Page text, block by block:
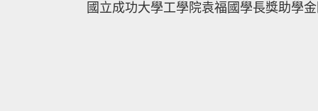
國立成功大學工學院袁福國學長獎助學